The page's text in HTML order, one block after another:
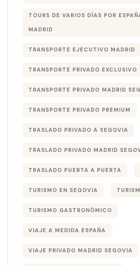
TOURS DE VARIOS DÍAS POR
MADRID
TRANSPORTE EJECUTIVO MADRID
TRANSPORTE PRIVADO EXCLUSIVO
TRANSPORTE PRIVADO MADRID
TRANSPORTE PRIVADO PREMIUM
TRASLADO PRIVADO A SEGOVIA
TRASLADO PRIVADO MADRID
TRASLADO PUERTA A PUERTA
TURISMO EN SEGOVIA
TURISMO GASTRONÓMICO
VIAJE A MEDIDA ESPAÑA
VIAJE PRIVADO MADRID SEGOVIA